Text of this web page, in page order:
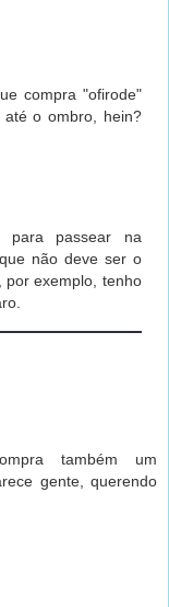
compra "ofirode"
até o ombro, hein?
para passear na
não deve ser o
por exemplo, tenho
também um
gente, querendo